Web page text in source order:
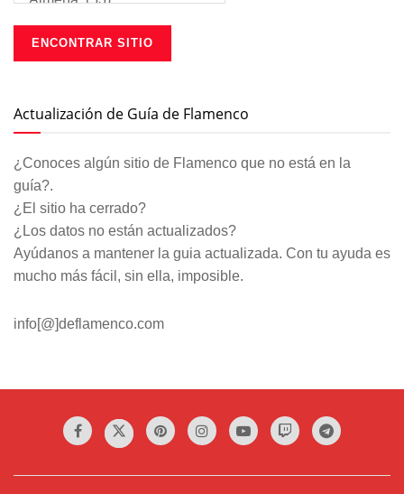
Actualización de Guía de Flamenco
¿Conoces algún sitio de Flamenco que no está en la
guía?.
¿El sitio ha cerrado?
¿Los datos no están actualizados?
Ayúdanos a mantener la guia actualizada. Con tu ayuda es
mucho más fácil, sin ella, imposible.
info[@]deflamenco.com